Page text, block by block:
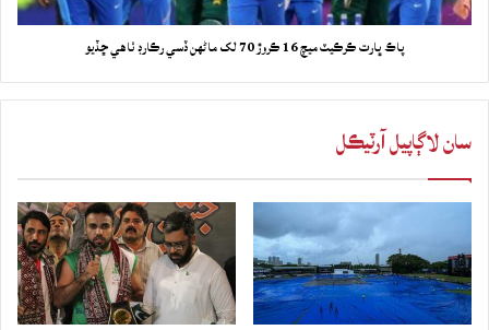
پاڪ ڀارت ڪرڪيٽ ميچ 16 ڪروڙ 70 لک ماڻهن ڏسي رڪارڊ ٺاهي ڇڏيو
سان لاڳاپيل آرٽيڪل